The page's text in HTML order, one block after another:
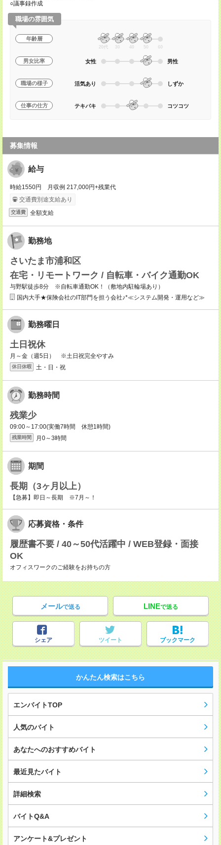
○議事録作成
職場の雰囲気
年齢層
20代 30 40 50 60
男女比率 女性 男性
職場の様子 活気あり しずか
仕事の仕方 テキパキ コツコツ
募集情報
給与
時給1550円 月収例 217,000円+残業代
交通費別途支給あり
交通費 全額支給
勤務地
さいたま市浦和区
在宅・リモートワーク / 自転車・バイク通勤OK
与野駅徒歩8分 ※自転車通勤OK！（敷地内駐輪場あり）
国内大手★保険会社のIT部門を担う会社♪*≪システム開発・運用など≫
勤務曜日
土日祝休
月～金（週5日） ※土日祝完全やすみ
休日休暇 土・日・祝
勤務時間
残業少
09:00～17:00(実働7時間 休憩1時間)
残業時間 月0～3時間
期間
長期（3ヶ月以上）
【急募】即日～長期 ※7月～！
応募資格・条件
履歴書不要 / 40～50代活躍中 / WEB登録・面接
OK
オフィスワークのご経験をお持ちの方
メールで送る LINEで送る
シェア ツイート ブックマーク
かんたん検索はこちら
エンバイトTOP
人気のバイト
あなたへのおすすめバイト
最近見たバイト
詳細検索
バイトQ&A
アンケート&プレゼント